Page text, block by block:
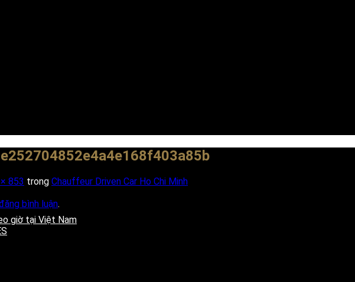
giờ tại Việt Nam
853 trong Chauffeur Driven Car Ho Chi Minh
bình luận.